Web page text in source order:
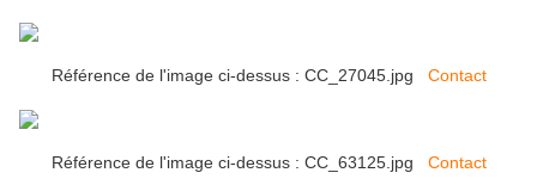
Référence de l'image ci-dessus : CC_27045.jpg Contact
Référence de l'image ci-dessus : CC_63125.jpg Contact